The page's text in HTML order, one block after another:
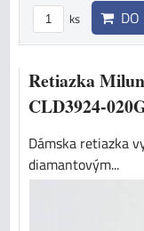
ks DO
Retiazka
CLD3924-
Dámska retiazka
diamantovým...